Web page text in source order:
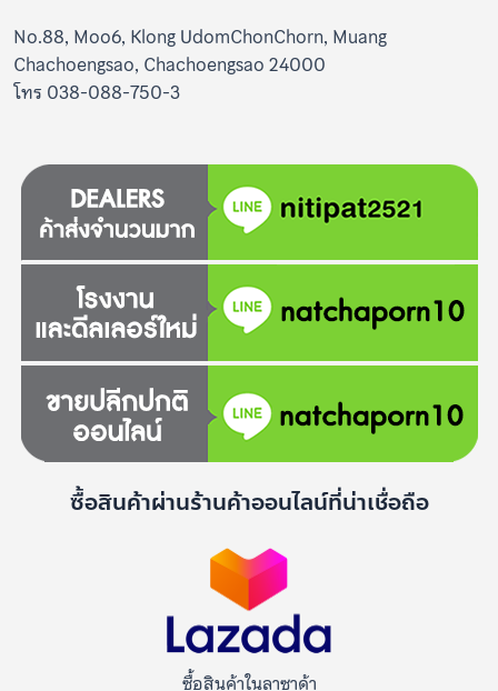
No.88, Moo6, Klong UdomChonChorn, Muang
Chachoengsao, Chachoengsao 24000
โทร 038-088-750-3
ซื้อสินค้าผ่านร้านค้าออนไลน์ที่น่าเชื่อถือ
ซื้อสินค้าในลาซาด้า